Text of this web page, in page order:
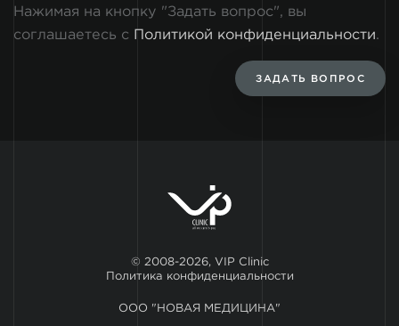
Нажимая на кнопку "Задать вопрос", вы
соглашаетесь с
Политикой конфиденциальности.
ЗАДАТЬ ВОПРОС
© 2008-2026, VIP Clinic
Политика конфиденциальности
ООО "НОВАЯ МЕДИЦИНА"